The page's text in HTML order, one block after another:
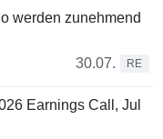
werden zunehmend
30.07.
RE
Earnings Call, Jul